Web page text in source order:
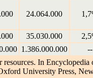
24.064.000
35.030.000
1.386.000.000
--
In Encyclopedia
University Press,